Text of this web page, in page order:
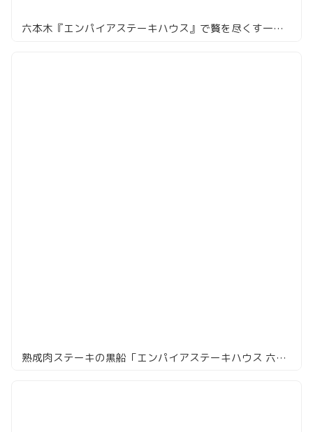
六本木『エンパイアステーキハウス』で贅を尽くす一夜、キャビアからステーキまで全7品
熟成肉ステーキの黒船「エンパイアステーキハウス 六本木店」のステーキランチ